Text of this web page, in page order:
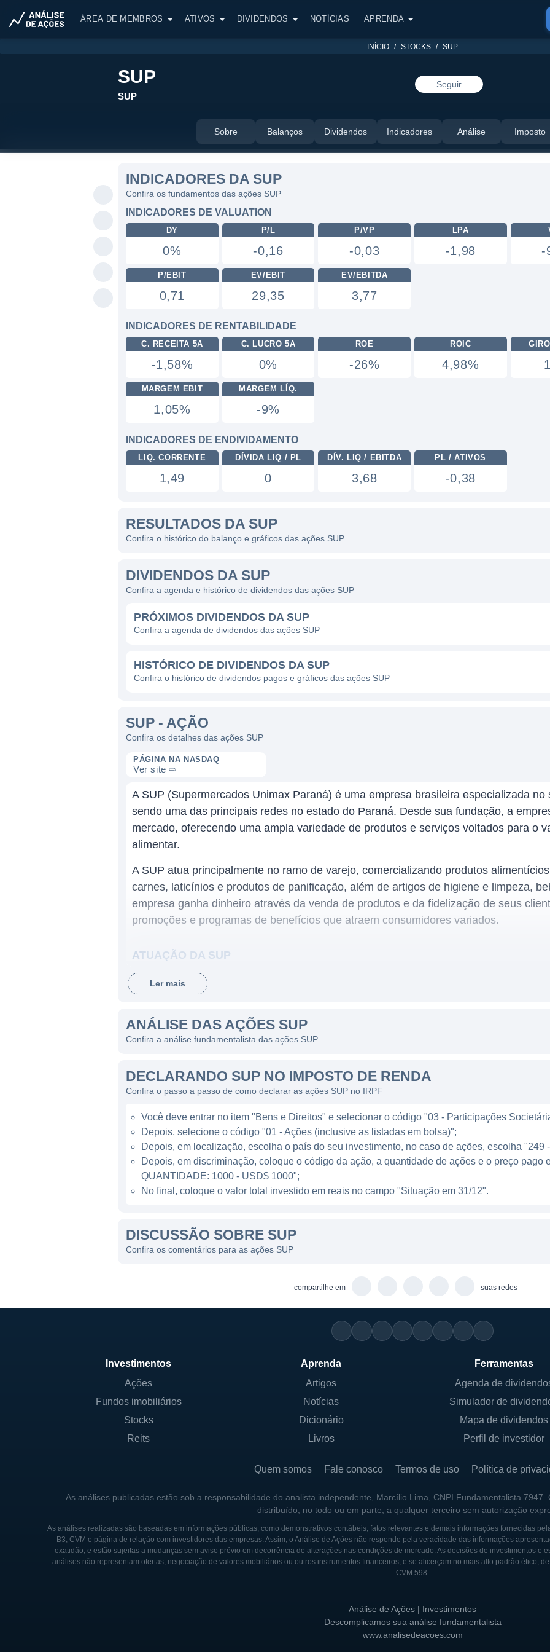
ÁREA DE MEMBROS ATIVOS DIVIDENDOS NOTÍCIAS APRENDA
INÍCIO STOCKS SUP
SUP
SUP
Seguir
Sobre Balanços Dividendos Indicadores Análise Imposto
INDICADORES DA SUP
Confira os fundamentos das ações SUP
INDICADORES DE VALUATION
DY
0%
P/L
-0,16
P/VP
-0,03
LPA
-1,98 -
P/EBIT
0,71
EV/EBIT
29,35
EV/EBITDA
3,77
INDICADORES DE RENTABILIDADE
C. RECEITA 5A
-1,58%
C. LUCRO 5A
0%
ROE
-26%
ROIC
4,98%
MARGEM EBIT
1,05%
MARGEM LÍQ.
-9%
INDICADORES DE ENDIVIDAMENTO
LIQ. CORRENTE
1,49
DÍVIDA LIQ / PL
0
DÍV. LIQ / EBITDA
3,68
PL / ATIVOS
-0,38
RESULTADOS DA SUP
Confira o histórico do balanço e gráficos das ações SUP
DIVIDENDOS DA SUP
Confira a agenda e histórico de dividendos das ações SUP
PRÓXIMOS DIVIDENDOS DA SUP
Confira a agenda de dividendos das ações SUP
HISTÓRICO DE DIVIDENDOS DA SUP
Confira o histórico de dividendos pagos e gráficos das ações SUP
SUP - AÇÃO
Confira os detalhes das ações SUP
PÁGINA NA NASDAQ
Ver site ⇨
A SUP (Supermercados Unimax Paraná) é uma empresa brasileira especializada no
sendo uma das principais redes no estado do Paraná. Desde sua fundação, a
mercado, oferecendo uma ampla variedade de produtos e serviços voltados para o
alimentar.
A SUP atua principalmente no ramo de varejo, comercializando produtos
carnes, laticínios e produtos de panificação, além de artigos de higiene e limpeza,
empresa ganha dinheiro através da venda de produtos e da fidelização de seus
promoções e programas de benefícios que atraem consumidores variados.
ATUAÇÃO DA SUP
O setor de supermercados é um dos segmentos mais relevantes da economia,
constante e essencial para a população. O sucesso da SUP pode ser atribuído à sua
de produtos, qualidade no atendimento e busca por oferecer um bom serviço ao
unidades distribuídas pelo estado, permitindo um fácil acesso para seus clientes.
modelo de negócio. A empresa investe em treinamentos para sua equipe e adota
cliente. Isso resulta em um ambiente favorável à compra, contribuindo para a
LINHAS DE NEGÓCIOS DA SUP
A SUP opera em diferentes linhas de negócios dentro do setor de supermercados,
alimentícios frescos, congelados, e secos. Além disso, também conta com uma
higiene, bem como uma variedade de bebidas. Essa diversificação garante que a
Existem também iniciativas voltadas para produtos locais e regionais, que buscam
CONTROLADORES E PRINCIPAIS SÓCIOS
A estrutura de controle da SUP é voltada para a gestão familiar, com membros da
nas operações, impulsionando o crescimento e manutenção da cultura organizacional.
Embora a empresa tenha se expandido significativamente ao longo dos anos, o
Detentores de uma visão de longo prazo, os sócios da SUP estão sempre em busca
objetivo de oferecer uma alternativa viável de compras aos habitantes do Paraná.
empresa cresceu de maneira constante e se estabeleceu como uma das principais
estado.
O crescimento da SUP foi marcado pela abertura de novas lojas e pela expansão
produtos e melhorias na experiência de compra.
Ao longo dos anos, a SUP passou por diversas transformações e, com a mudança
Ler mais
ANÁLISE DAS AÇÕES SUP
Confira a análise fundamentalista das ações SUP
DECLARANDO SUP NO IMPOSTO DE RENDA
Confira o passo a passo de como declarar as ações SUP no IRPF
Você deve entrar no item "Bens e Direitos" e selecionar o código "03 - Participações
Depois, selecione o código "01 - Ações (inclusive as listadas em bolsa)";
Depois, em localização, escolha o país do seu investimento, no caso de ações, escolha "249
Depois, em discriminação, coloque o código da ação, a quantidade de ações e o preço pago
QUANTIDADE: 1000 - USD$ 1000";
No final, coloque o valor total investido em reais no campo "Situação em 31/12".
DISCUSSÃO SOBRE SUP
Confira os comentários para as ações SUP
compartilhe em suas redes
Investimentos
Ações
Fundos imobiliários
Stocks
Reits
Aprenda
Artigos
Notícias
Dicionário
Livros
Ferramentas
Agenda de
Simulador de
Mapa de dividendos
Perfil de investidor
Quem somos Fale conosco Termos de uso Política de
As análises publicadas estão sob a responsabilidade do analista independente, Marcílio Lima, CNPI Fundamentalista
distribuído, no todo ou em parte, a qualquer terceiro sem autorização
As análises realizadas são baseadas em informações públicas, como demonstrativos contábeis, fatos relevantes e demais informações fornecidas
B3, CVM e página de relação com investidores das empresas. Assim, o Análise de Ações não responde pela veracidade das informações
exatidão, e estão sujeitas a mudanças sem aviso prévio em decorrência de alterações nas condições de mercado. As decisões de investimentos e
análises não representam ofertas, negociação de valores mobiliários ou outros instrumentos financeiros, e se alicerçam no mais alto padrão ético,
CVM 598.
Análise de Ações | Investimentos
Descomplicamos sua análise fundamentalista
www.analisedeacoes.com